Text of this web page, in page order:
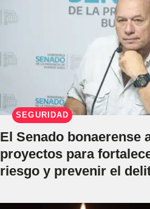
SEGURIDAD
El Senado bonaerense
proyectos para
riesgo y prevenir el